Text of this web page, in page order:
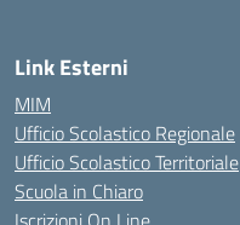
Link Esterni
MIM
Ufficio Scolastico Regionale
Ufficio Scolastico Territoriale
Scuola in Chiaro